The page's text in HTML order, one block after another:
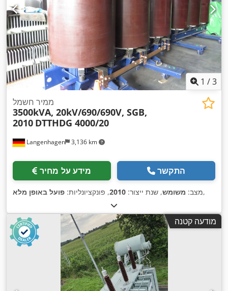
1 /3
Langenhagen 3,136 km
ממיר חשמל
3500kVA, 20kV/690/690V, SGB,
2010 DTTHDG 4000/20
מידע על מחיר התקשר
מצב: משומש, שנת ייצור: 2010, פונקציונליות: פועל באופן מלא ,
מודעה קטנה